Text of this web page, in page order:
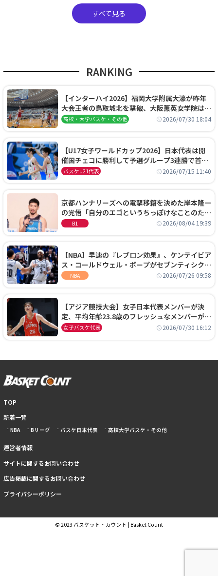
すべて見る
RANKING
【インターハイ2026】福岡大学附属大濠が昨年
大会王者の鳥取城北を撃破、大阪薫英女学院は岐
阜女子に完勝、大会3日目試合結果
高校・大学バスケ・その他 2026/07/30 18:04
【U17女子ワールドカップ2026】日本代表は開
催国チェコに勝利して予選グループ3連勝で首位
通過！準々決勝の相手はエジプトに決定
バスケu21代表 2026/07/15 11:40
京都ハンナリーズへの電撃移籍を決めた岸本隆一
の覚悟「自分のエゴというちっぽけなことのため
に、京都に来たわけではない」
B1 2026/08/04 19:39
【NBA】早速の『レブロン効果』、ケンテイビア
ス・コールドウェル・ポープがセブンティシクサ
ーズに1年契約で加入
NBA 2026/07/26 09:58
【アジア競技大会】女子日本代表メンバーが決
定、平均年齢23.8歳のフレッシュなメンバーが日
本開催の大舞台で頂点を狙う
女子バスケ代表 2026/07/30 16:12
TOP
新着一覧
NBA Bリーグ バスケ日本代表 高校大学バスケ・その他
運営者情報
サイトに関するお問い合わせ
広告掲載に関するお問い合わせ
プライバシーポリシー
© 2023 バスケット・カウント | Basket Count